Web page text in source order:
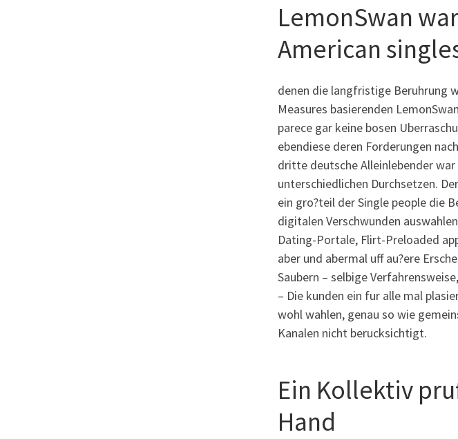
LemonSwan
American
denen die langfristige Beruhrung
Measures basierenden
parece gar keine bosen
ebendiese deren Forderungen
dritte deutsche Alleinlebender
unterschiedlichen Durchsetzen.
ein gro?teil der Single people die
digitalen Verschwunden
Dating-Portale, Flirt-Preloaded
aber und abermal uff au?ere
Saubern – selbige
– Die kunden ein fur alle mal
wohl wahlen, genau so wie
Kanalen nicht berucksichtigt.
Ein Kollektiv
Hand